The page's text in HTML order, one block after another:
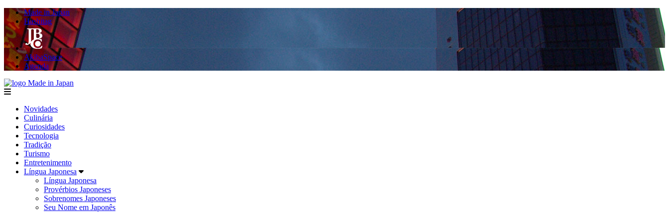
Made in Japan
Hashitag
AkibaSpace
Agenda
menu
Novidades
Culinária
Curiosidades
Tecnologia
Tradição
Turismo
Entretenimento
Língua Japonesa
Língua Japonesa
Provérbios Japoneses
Sobrenomes Japoneses
Seu Nome em Japonês